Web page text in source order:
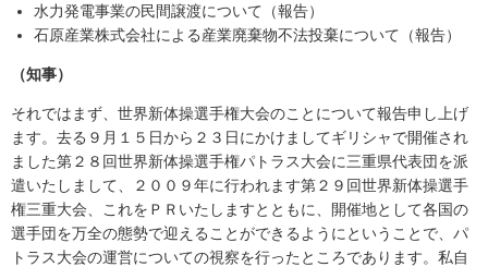
水力発電事業の民間譲渡について（報告）
石原産業株式会社による産業廃棄物不法投棄について（報告）
（知事）
それではまず、世界新体操選手権大会のことについて報告申し上げ
ます。去る９月１５日から２３日にかけましてギリシャで開催され
ました第２８回世界新体操選手権パトラス大会に三重県代表団を派
遣いたしまして、２００９年に行われます第２９回世界新体操選手
権三重大会、これをＰＲいたしますとともに、開催地として各国の
選手団を万全の態勢で迎えることができるようにということで、パ
トラス大会の運営についての視察を行ったところであります。私自